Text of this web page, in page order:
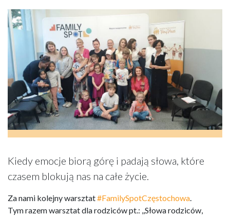
Kiedy emocje biorą górę i padają słowa, które
czasem blokują nas na całe życie.
Za nami kolejny warsztat#FamilySpotCzęstochowa.
Tym razem warsztat dla rodziców pt.: ,,Słowa rodziców,